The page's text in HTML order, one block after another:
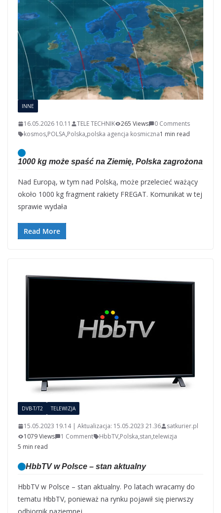
INNE
16.05.2026 10.11 TELE TECHNIK 265 Views
0 Comments
kosmos,POLSA,Polska,polska agencja kosmiczna1 min read
1000 kg może spaść na Ziemię, Polska zagrożona
Nad Europą, w tym nad Polską, może przelecieć ważący
około 1000 kg fragment rakiety FREGAT. Komunikat w tej
sprawie wydała
Read More
DVB-T/T2 TELEWIZJA
15.05.2023 19.14 | Aktualizacja: 15.05.2023 21.36
satkurier.pl
1079 Views
1 Comment HbbTV,Polska,stan,telewizja
5 min read
HbbTV w Polsce – stan aktualny
HbbTV w Polsce – stan aktualny. Po latach wracamy do
tematu HbbTV, ponieważ na rynku pojawił się pierwszy